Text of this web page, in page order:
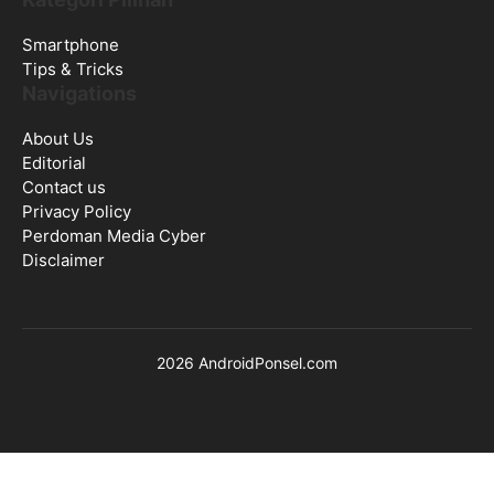
Smartphone
Tips & Tricks
About Us
Editorial
Contact us
Privacy Policy
Perdoman Media Cyber
Disclaimer
2026 AndroidPonsel.com